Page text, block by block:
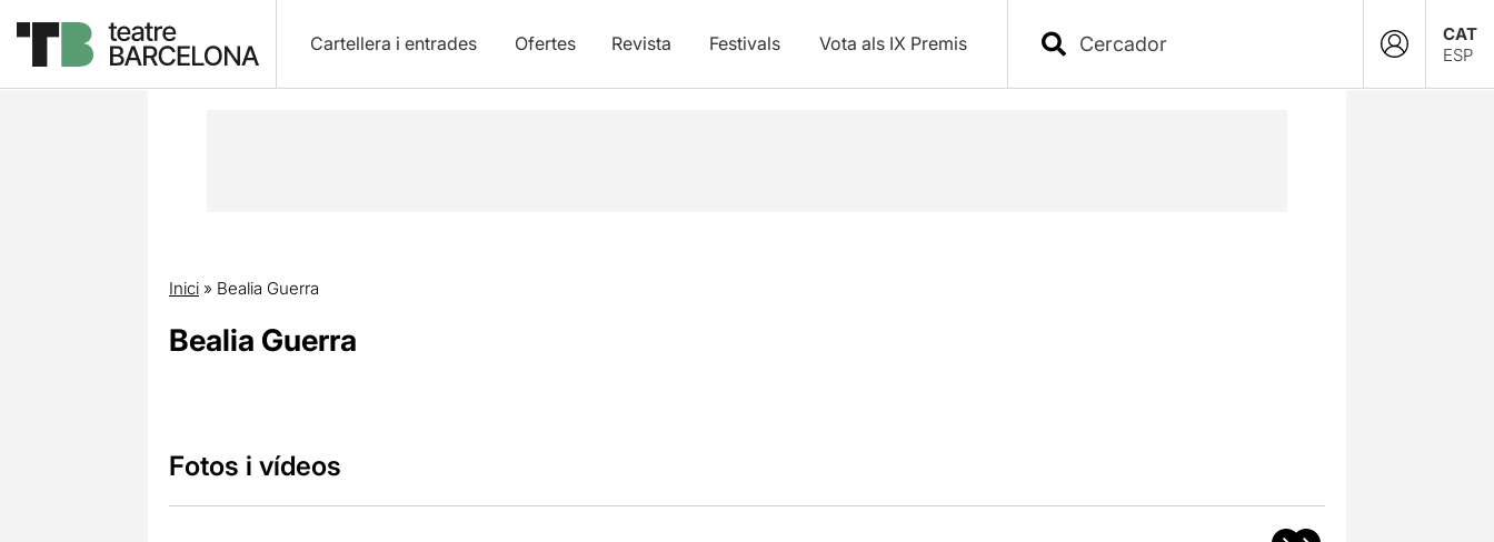
Cartellera i entrades Ofertes Revista Festivals Vota als IX Premis
CAT
ESP
Inici» Bealia Guerra
Bealia Guerra
Fotos i vídeos